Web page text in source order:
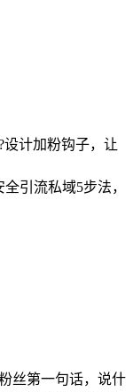
计加粉钩子，让
引流私域5步法，
丝第一句话，说什